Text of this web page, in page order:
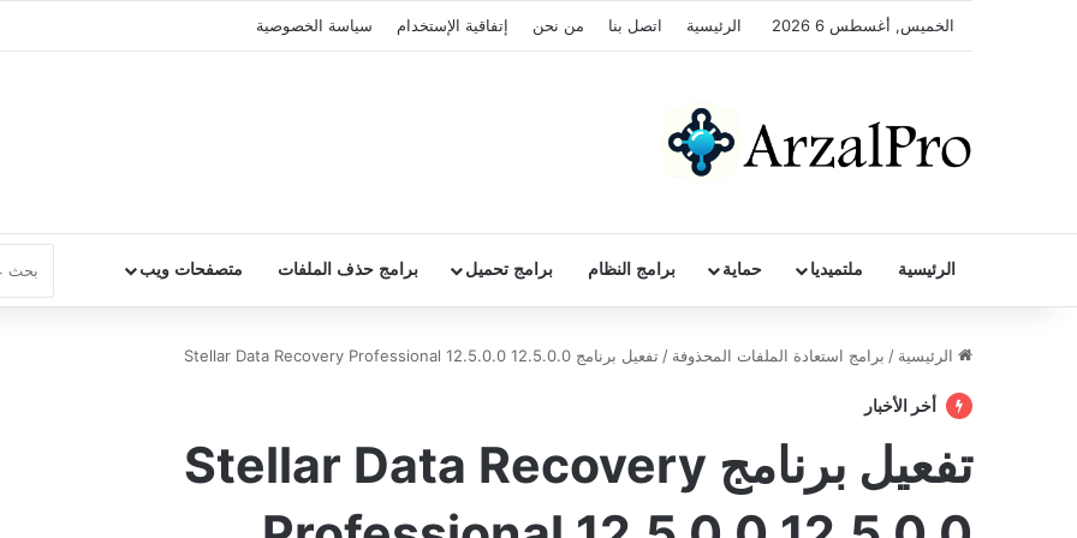
الخميس, أغسطس 6 2026 الرئيسية اتصل بنا من نحن إتفاقية الإستخدام سياسة الخصوصية
الرئيسية ملتميديا حماية برامج النظام برامج تحميل برامج حذف الملفات متصفحات ويب
الرئيسية / برامج استعادة الملفات المحذوفة / تفعيل برنامج Stellar Data Recovery Professional 12.5.0.0 12.5.0.0
أخر الأخبار
تفعيل برنامج Stellar Data Recovery